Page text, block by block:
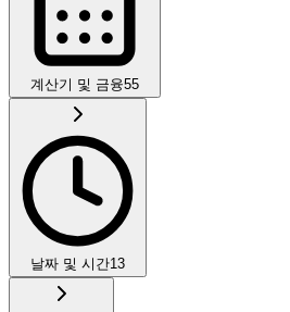
계산기 및 금융55
날짜 및 시간13